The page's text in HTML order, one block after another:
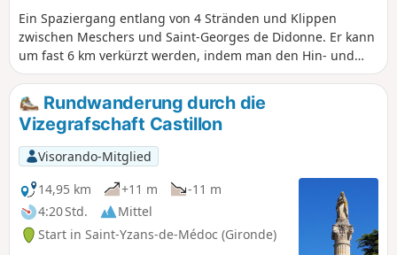
Ein Spaziergang entlang von 4 Stränden und Klippen
zwischen Meschers und Saint-Georges de Didonne. Er kann
um fast 6 km verkürzt werden, indem man den Hin- und
Rückweg zum Leuchtturm von Vallières am Strand von
Saint-Georges weglässt. Die Wanderung ist einfacher, wenn
die Flut nicht zu hoch ist, da die Route den Stränden folgt.
Rundwanderung durch die
Vizegrafschaft Castillon
Visorando-Mitglied
14,95 km
+11 m
-11 m
4:20 Std.
Mittel
Start in Saint-Yzans-de-Médoc (Gironde)